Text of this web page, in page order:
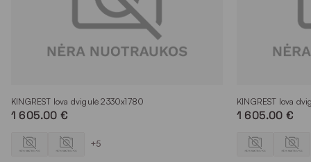
KINGREST lova dvigulė 2330x1780
1 605.00 €
+5
KINGREST lova
1 605.00 €